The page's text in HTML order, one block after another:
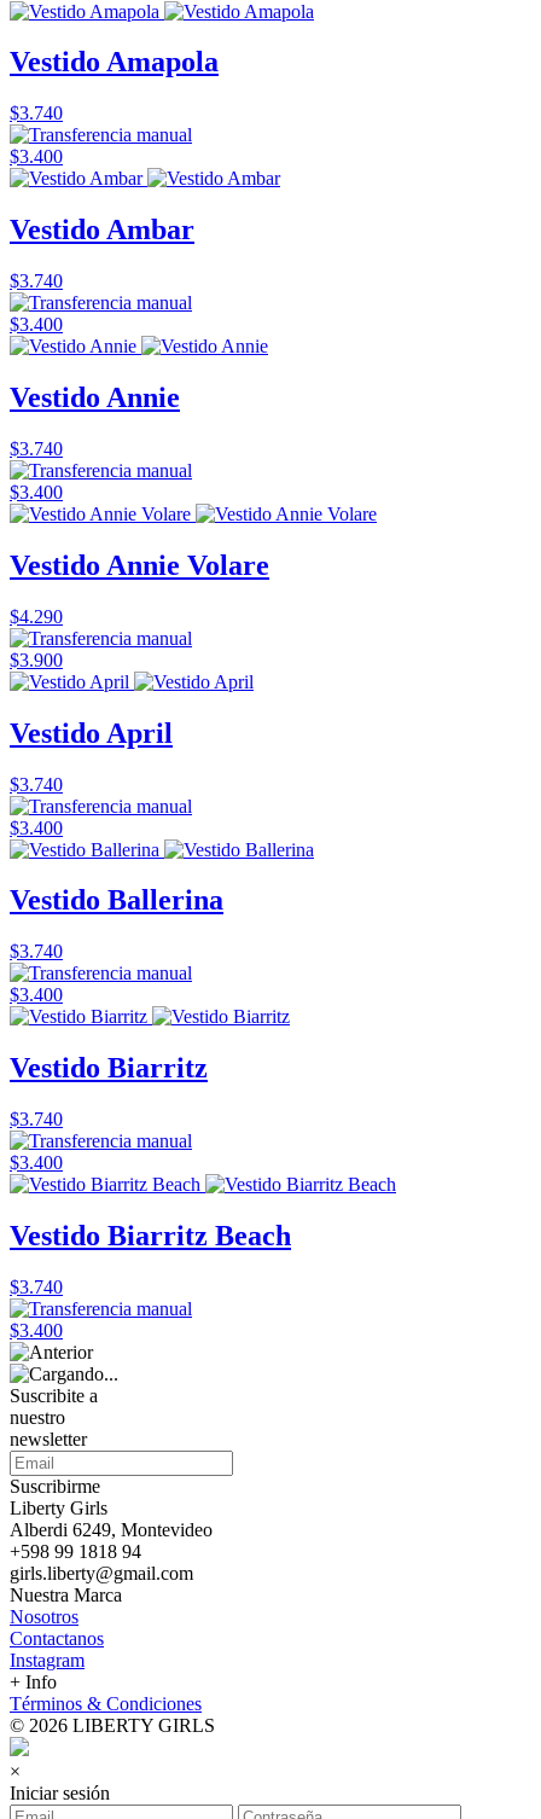
Vestido Amapola
$3.740
$3.400
Vestido Ambar
$3.740
$3.400
Vestido Annie
$3.740
$3.400
Vestido Annie Volare
$4.290
$3.900
Vestido April
$3.740
$3.400
Vestido Ballerina
$3.740
$3.400
Vestido Biarritz
$3.740
$3.400
Vestido Biarritz Beach
$3.740
$3.400
Suscribite a
nuestro
newsletter
Suscribirme
Liberty Girls
Alberdi 6249, Montevideo
+598 99 1818 94
girls.liberty@gmail.com
Nuestra Marca
Nosotros
Contactanos
Instagram
+ Info
Términos & Condiciones
© 2026 LIBERTY GIRLS
×
Iniciar sesión